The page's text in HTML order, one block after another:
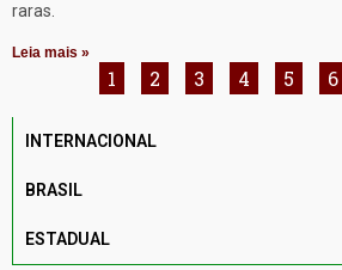
raras.
Leia mais »
1 2 3 4 5 6
INTERNACIONAL
BRASIL
ESTADUAL